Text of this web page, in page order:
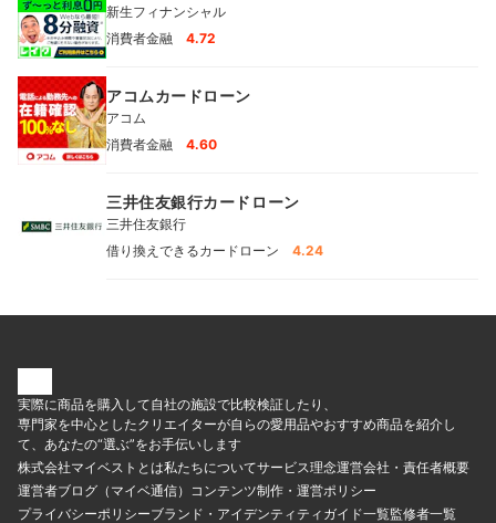
新生フィナンシャル
消費者金融
4.72
アコムカードローン
アコム
消費者金融
4.60
三井住友銀行カードローン
三井住友銀行
借り換えできるカードローン
4.24
実際に商品を購入して自社の施設で比較検証したり、
専門家を中心としたクリエイターが自らの愛用品やおすすめ商品を紹介し
て、あなたの“選ぶ”をお手伝いします
株式会社マイベストとは私たちについてサービス理念運営会社・責任者概要
運営者ブログ（マイベ通信） コンテンツ制作・運営ポリシー
プライバシーポリシーブランド・アイデンティティ ガイド一覧監修者一覧